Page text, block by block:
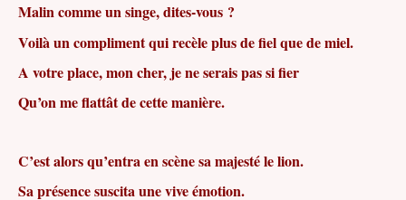
Malin comme un singe, dites-vous ?
Voilà un compliment qui recèle plus de fiel que de miel.
A votre place, mon cher, je ne serais pas si fier
Qu’on me flattât de cette manière.
C’est alors qu’entra en scène sa majesté le lion.
Sa présence suscita une vive émotion.